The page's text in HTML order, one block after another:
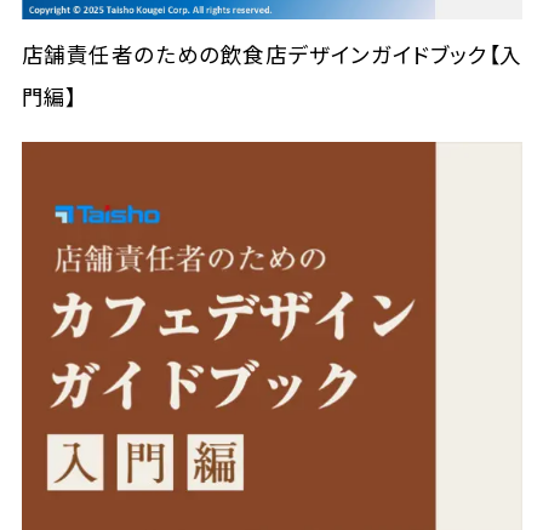
店舗責任者のための飲食店デザインガイドブック【入
門編】